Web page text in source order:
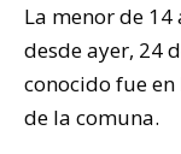
La menor de
desde ayer, 24
conocido fue en
de la comuna.